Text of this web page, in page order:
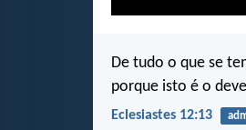
De tudo o que se
porque isto é o
Eclesiastes 12:13